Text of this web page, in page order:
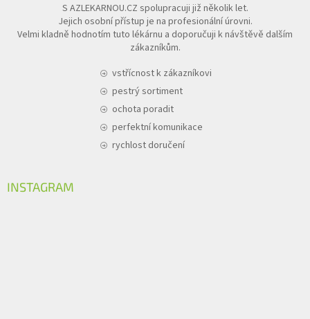
S AZLEKARNOU.CZ spolupracuji již několik let.
Jejich osobní přístup je na profesionální úrovni.
Velmi kladně hodnotím tuto lékárnu a doporučuji k návštěvě dalším
zákazníkům.
vstřícnost k zákazníkovi
pestrý sortiment
ochota poradit
perfektní komunikace
rychlost doručení
INSTAGRAM